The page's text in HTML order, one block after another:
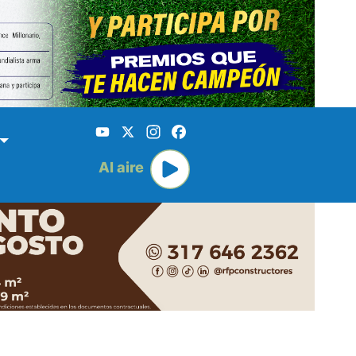
YouTube
X Instagram
Al aire